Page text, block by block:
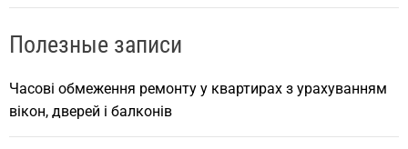
Полезные записи
Часові обмеження ремонту у квартирах з урахуванням
вікон, дверей і балконів